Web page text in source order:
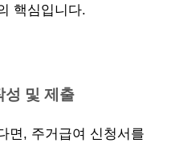
핵심입니다.
성 및 제출
면, 주거급여 신청서를